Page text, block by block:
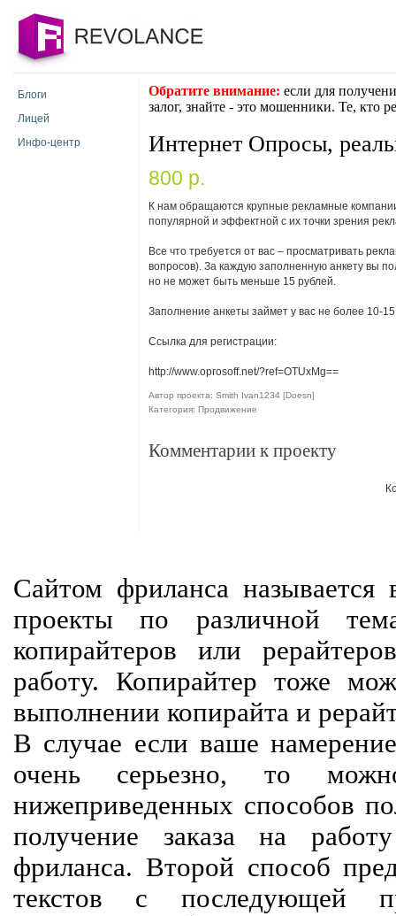
Блоги
Лицей
Инфо-центр
Обратите внимание: если для
залог, знайте - это мошенники. Те, кто
Интернет Опросы,
800 p.
К нам обращаются крупные рекламные
популярной и эффектной с их точки зрения
Все что требуется от вас – просматривать
вопросов). За каждую заполненную анкету вы
но не может быть меньше 15 рублей.
Заполнение анкеты займет у вас не более 10-
Ссылка для регистрации:
http://www.oprosoff.net/?ref=OTUxMg==
Автор проекта: Smith Ivan1234 [Doesn]
Категория: Продвижение
Комментарии к проекту
Сайтом фриланса называется
проекты по различной
копирайтеров или
работу. Копирайтер тоже
выполнении копирайта и
В случае если ваше
очень серьезно, то
нижеприведенных способов
получение заказа на
фриланса. Второй способ
текстов с последующей